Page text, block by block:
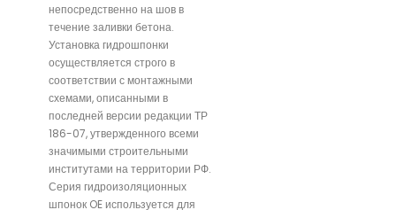
непосредственно на шов в
течение заливки бетона.
Установка гидрошпонки
осуществляется строго в
соответствии с монтажными
схемами, описанными в
последней версии редакции ТР
186-07, утвержденного всеми
значимыми строительными
институтами на территории РФ.
Серия гидроизоляционных
шпонок OE используется для